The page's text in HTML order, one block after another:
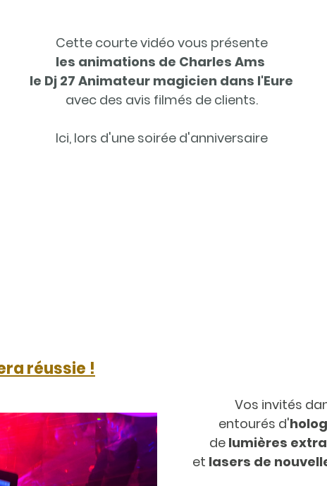
Cette courte vidéo vous présente
les animations de Charles Ams
le Dj 27 Animateur magicien dans l'Eure
avec des avis filmés de clients.
Ici, lors d'une soirée d'anniversaire
réussie !
Vos invités
entourés d'
de lumières
et lasers de